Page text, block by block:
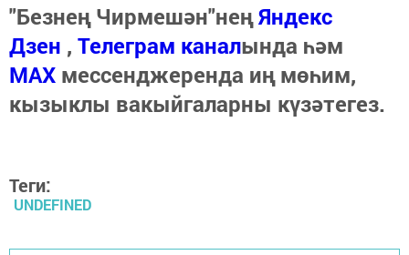
"Безнең Чирмешән"неңЯндекс
Дзен , Телеграм каналында һәм
МАХ мессенджеренда иң мөһим,
кызыклы вакыйгаларны күзәтегез.
Теги:
UNDEFINED